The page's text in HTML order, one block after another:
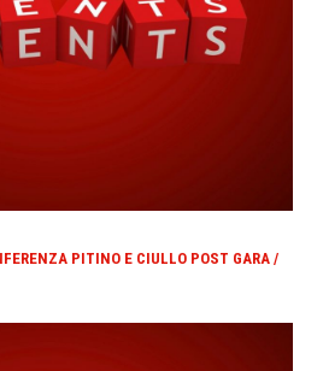
PITINO E CIULLO POST GARA /